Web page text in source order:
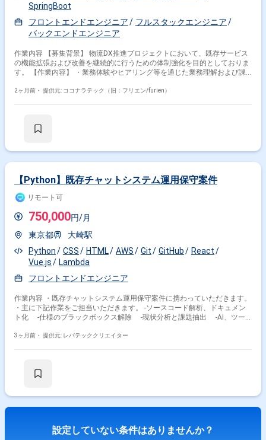
SpringBoot
フロントエンドエンジニア
フルスタックエンジニア
バックエンドエンジニア
作業内容 【募集背景】 物流DX推進プロジェクトにおいて、既存サービス
の機能拡張および改善を継続的に行うための体制強化を目的としておりま
す。 【作業内容】 ・業務体験やヒアリング等を通じた業務理解および課
能の設計および開発を担当していただきます。 ・既存サービスの継続的な
画や改善提案ができる方を求めております。 ・バックエンドおよびフロン
【開発環境】 ・バックエンド：Java(Spring Boot)もしくはKotlin ・フロン
トエンド：TypeScriptもしくはJavaScript、Vue.js
2ヶ月前・ 提供元: ココナラテック（旧：フリエン/furien）
【Python】既存チャットシステム運用保守案件
リモート可
750,000円/月
東京都
大崎駅
Python
CSS HTML AWS Git GitHub
React
Vue.js
Lambda
フロントエンドエンジニア
作業内容 ・既存チャットシステム運用保守案件に携わっていただきます。
・主に下記作業をご担当いただきます。 -ソースコード解析、ドキュメン
ト化 -仕様のブラックボックス解除 -現状分析と課題抽出 -AI、ツー
3ヶ月前・ 提供元: レバテッククリエイター
設定していない条件はありませんか？